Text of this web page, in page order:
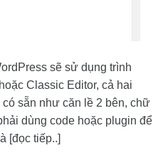
sẽ sử dụng trình
Classic Editor, cả hai
sẵn như căn lề 2 bên, chữ
dùng code hoặc plugin để
[đọc tiếp..]